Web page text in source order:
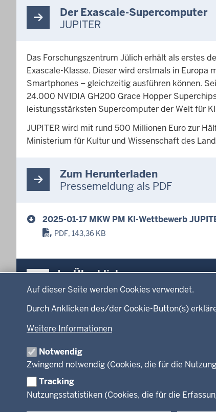
Auf dieser Seite werden Cookies verwendet.
Durch Anklicken des/der Cookie-Button(s)
Weitere Informationen
Notwendig
Zwingend notwendig (Cookies, die für die
Tracking
Nutzungsstatistiken (Cookies, die für die
Der Exascale-Supercomputer
JUPITER
Das Forschungszentrum Jülich erhält als erstes
Exascale-Klasse. Dieser wird erstmals in
Smartphones – gleichzeitig ausführen können.
24.000 NVIDIA GH200 Grace Hopper
leistungsstärksten Supercomputer der Welt für
JUPITER wird mit rund 500 Millionen Euro zur
Ministerium für Kultur und Wissenschaft des
Zum Herunterladen
Pressemeldung als PDF
2025-01-17 MKW PM KI-Wettbewerb
PDF, 143,36 KB
Im Überblick
Inhalt
Menü
der
Fußzeile